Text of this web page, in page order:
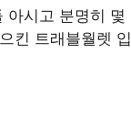
아시고 분명히 몇
킨 트래블월렛 입